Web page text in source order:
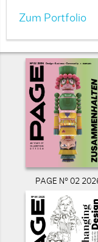
Zum Portfolio
PAGE N° 02